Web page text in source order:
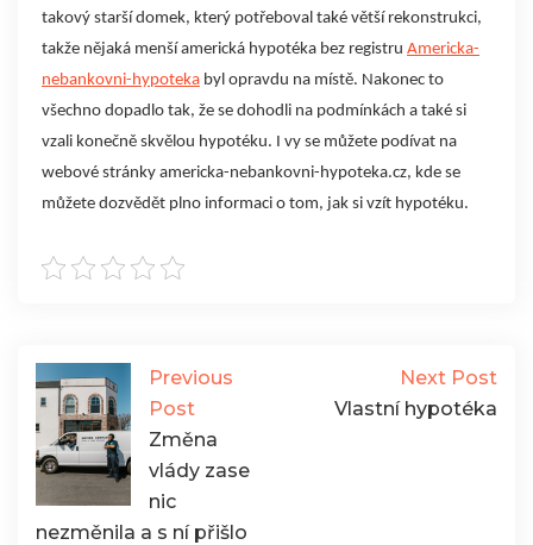
takový starší domek, který potřeboval také větší rekonstrukci,
takže nějaká menší americká hypotéka bez registru Americka-
nebankovni-hypoteka byl opravdu na místě. Nakonec to
všechno dopadlo tak, že se dohodli na podmínkách a také si
vzali konečně skvělou hypotéku. I vy se můžete podívat na
webové stránky americka-nebankovni-hypoteka.cz, kde se
můžete dozvědět plno informaci o tom, jak si vzít hypotéku.
Previous
Post
Změna
vlády zase
nic
nezměnila a s ní přišlo
Next Post
Vlastní hypotéka